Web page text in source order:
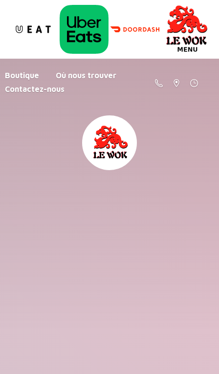
Boutique
Où nous trouver
Contactez-nous